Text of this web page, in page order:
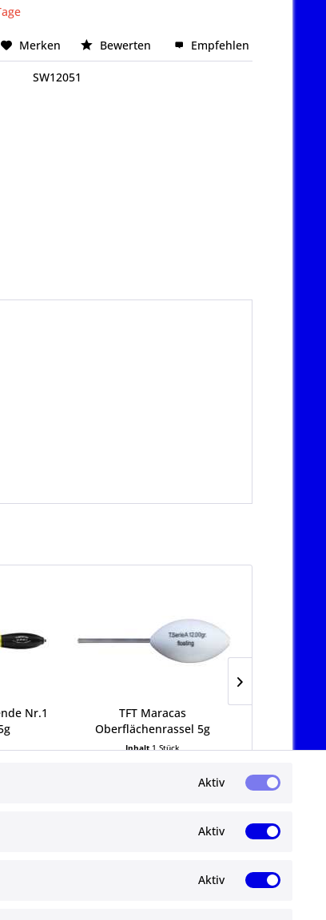
Merken Bewerten Empfehlen
SW12051
Nr.1
TFT Maracas
Oberflächenrassel 5g
Inhalt1 Stück
Aktiv
Aktiv
Aktiv